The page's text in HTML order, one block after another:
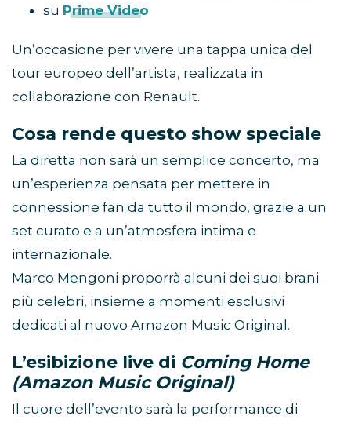
su Prime Video
Un’occasione per vivere una tappa unica del
tour europeo dell’artista, realizzata in
collaborazione con Renault.
Cosa rende questo show speciale
La diretta non sarà un semplice concerto, ma
un’esperienza pensata per mettere in
connessione fan da tutto il mondo, grazie a un
set curato e a un’atmosfera intima e
internazionale.
Marco Mengoni proporrà alcuni dei suoi brani
più celebri, insieme a momenti esclusivi
dedicati al nuovo Amazon Music Original.
L’esibizione live di Coming Home
(Amazon Music Original)
Il cuore dell’evento sarà la performance di